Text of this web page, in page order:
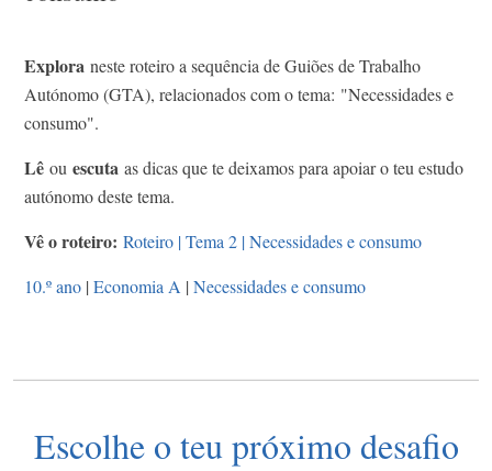
Explora neste roteiro a sequência de Guiões de Trabalho
Autónomo (GTA), relacionados com o tema: "Necessidades e
consumo".
Lê ou escuta as dicas que te deixamos para apoiar o teu estudo
autónomo deste tema.
Vê o roteiro: Roteiro | Tema 2 | Necessidades e consumo
10.º ano |Economia A |Necessidades e consumo
Escolhe o teu próximo desafio